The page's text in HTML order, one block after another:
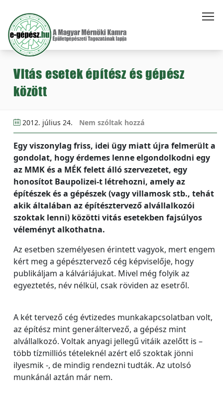
Vitás esetek építész és gépész
között
2012. július 24. Nem szóltak hozzá
Egy viszonylag friss, idei ügy miatt újra felmerült a
gondolat, hogy érdemes lenne elgondolkodni egy
az MMK és a MÉK felett álló szervezetet, egy
honosítot Baupolizei-t létrehozni, amely az
építészek és a gépészek (vagy villamosk stb., tehát
akik általában az építésztervező alvállalkozói
szoktak lenni) közötti vitás esetekben fajsúlyos
véleményt alkothatna.
Az esetben személyesen érintett vagyok, mert engem
kért meg a gépésztervező cég képviselője, hogy
publikáljam a kálváriájukat. Mivel még folyik az
egyeztetés, név nélkül, csak röviden az esetről.
A két tervező cég évtizedes munkakapcsolatban volt,
az építész mint generáltervező, a gépész mint
alvállalkozó. Voltak anyagi jellegű vitáik azelőtt is –
több tízmilliós tételeknél azért elő szoktak jönni
ilyesmik -, de mindig rendezni tudták. Az utolsó
munkánál aztán már nem.